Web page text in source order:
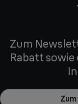
Zum
Rabatt